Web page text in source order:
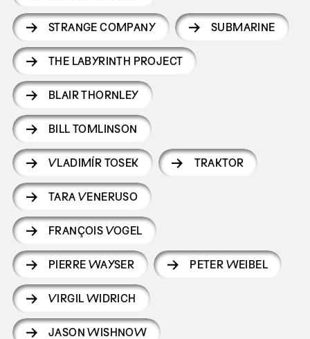
STRANGE COMPANY SUBMARINE
THE LABYRINTH PROJECT
BLAIR THORNLEY
BILL TOMLINSON
VLADIMÍR TOSEK TRAKTOR
TARA VENERUSO
FRANÇOIS VOGEL
PIERRE WAYSER PETER WEIBEL
VIRGIL WIDRICH
JASON WISHNOW